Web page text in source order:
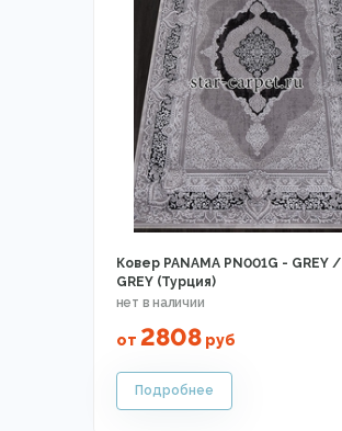
Ковер PANAMA PN001G - GREY /
GREY (Турция)
от 2808руб